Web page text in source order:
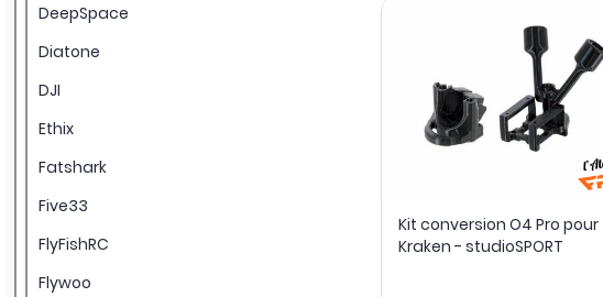
DeepSpace
Diatone
DJI
Ethix
Fatshark
Five33
FlyFishRC
Flywoo
Kit conversion O4 Pro pour
Kraken - studioSPORT